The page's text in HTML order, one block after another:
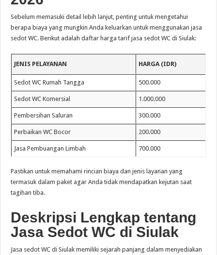
Sebelum memasuki detail lebih lanjut, penting untuk mengetahui
berapa biaya yang mungkin Anda keluarkan untuk menggunakan jasa
sedot WC. Berikut adalah daftar harga tarif jasa sedot WC di Siulak:
JENIS PELAYANAN HARGA (IDR)
Sedot WC Rumah Tangga 500.000
Sedot WC Komersial 1.000.000
Pembersihan Saluran 300.000
Perbaikan WC Bocor 200.000
Jasa Pembuangan Limbah 700.000
Pastikan untuk memahami rincian biaya dan jenis layanan yang
termasuk dalam paket agar Anda tidak mendapatkan kejutan saat
tagihan tiba.
Deskripsi Lengkap tentang
Jasa Sedot WC di Siulak
Jasa sedot WC di Siulak memiliki sejarah panjang dalam menyediakan